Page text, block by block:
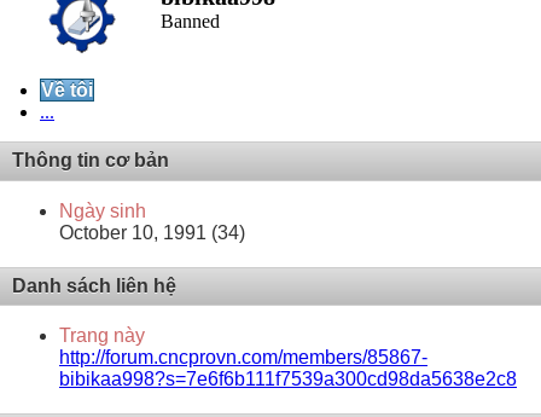
Banned
Về tôi
...
Thông tin cơ bản
Ngày sinh
October 10, 1991 (34)
Danh sách liên hệ
Trang này
http://forum.cncprovn.com/members/85867-
bibikaa998?s=7e6f6b111f7539a300cd98da5638e2c8